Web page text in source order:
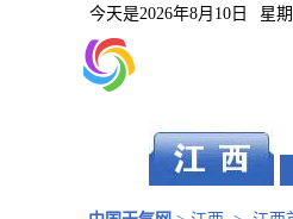
今天是2026年8月10日 星